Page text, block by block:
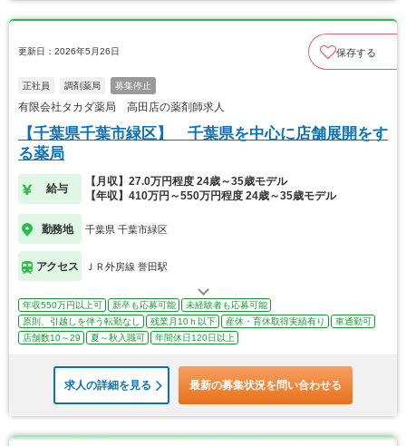
更新日：2026年5月26日 保存する
正社員 調剤薬局 募集停止
有限会社タカダ薬局 高田店の薬剤師求人
【千葉県千葉市緑区】 千葉県を中心に店舗展開をす
る薬局
給与
【月収】27.0万円程度 24歳～35歳モデル
【年収】410万円～550万円程度 24歳～35歳モデル
勤務地 千葉県 千葉市緑区
アクセス ＪＲ外房線 誉田駅
年収550万円以上可 新卒も応募可能
未経験者も応募可能
原則、引越しを伴う転勤なし
残業月10ｈ以下 産休・育休取得実績有り
車通勤可
店舗数10～29
夏～秋入職可 年間休日120日以上
求人の詳細を見る 最新の募集状況を問い合わせる